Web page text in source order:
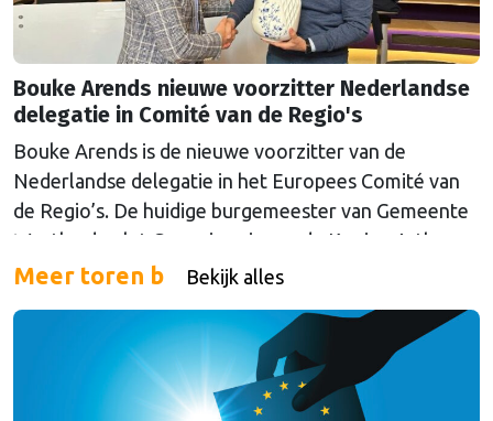
Bouke Arends nieuwe voorzitter Nederlandse
delegatie in Comité van de Regio's
Bouke Arends is de nieuwe voorzitter van de
Nederlandse delegatie in het Europees Comité van
de Regio’s. De huidige burgemeester van Gemeente
Westland volgt Commissaris van de Koning Arthur
van Dijk (Noord-Holland) op, die de voorzittersrol
Nederlandse regio’s behoorlijk succesvol in hun
lobby in Brussel, en dat komt vooral omdat …
Meer toren b Bekijk alles